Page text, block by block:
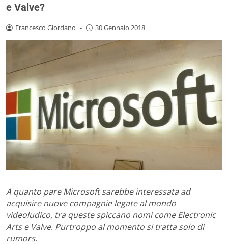
e Valve?
Francesco Giordano - 30 Gennaio 2018
A quanto pare Microsoft sarebbe interessata ad
acquisire nuove compagnie legate al mondo
videoludico, tra queste spiccano nomi come Electronic
Arts e Valve. Purtroppo al momento si tratta solo di
rumors.